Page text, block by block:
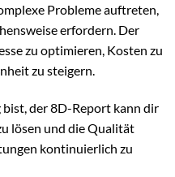
Probleme auftreten,
erfordern. Der
zu optimieren, Kosten zu
zu steigern.
bist, der 8D-Report kann dir
lösen und die Qualität
kontinuierlich zu